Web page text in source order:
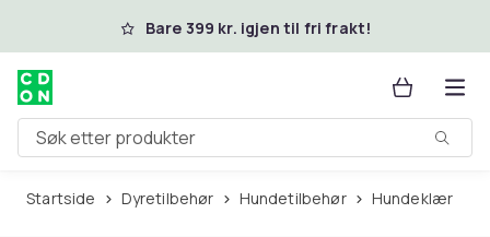
Hopp til hovedinnholdBare 399 kr. igjen til fri frakt!
Søk etter produkter
Startside Dyretilbehør Hundetilbehør Hundeklær